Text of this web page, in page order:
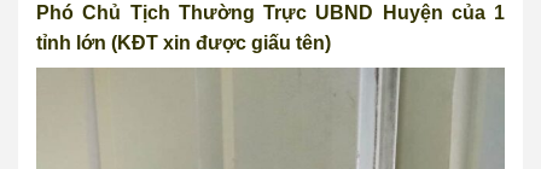
Phó Chủ Tịch Thường Trực UBND Huyện của 1
tỉnh lớn (KĐT xin được giấu tên)